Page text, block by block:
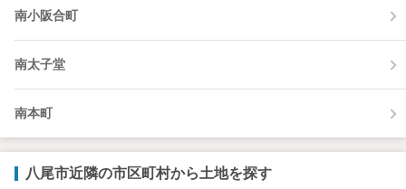
南小阪合町
南太子堂
南本町
八尾市近隣の市区町村から土地を探す